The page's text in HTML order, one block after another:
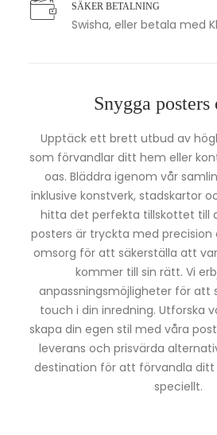
SÄKER BETALNING
Swisha, eller betala med
Snygga posters
Upptäck ett brett utbud av
som förvandlar ditt hem eller
oas. Bläddra igenom vår
inklusive konstverk, stadskartor
hitta det perfekta tillskottet till
posters är tryckta med precision
omsorg för att säkerställa att
kommer till sin rätt. Vi
anpassningsmöjligheter för att
touch i din inredning. Utforska
skapa din egen stil med våra
leverans och prisvärda
destination för att förvandla
speciellt.